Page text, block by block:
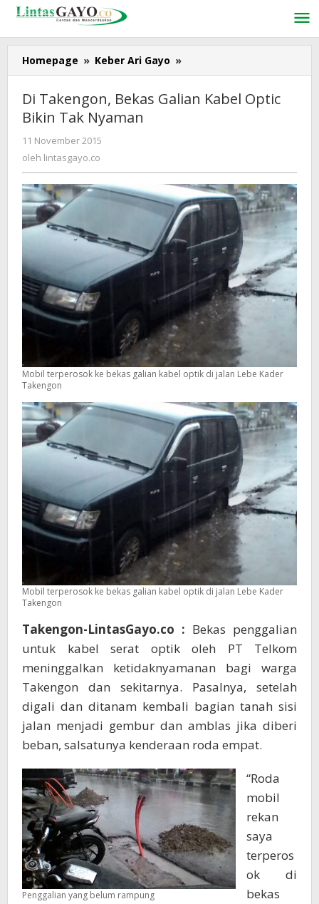
Lewati
konten
Homepage » Keber Ari Gayo »
Takengon,
Galian
Di Takengon, Bekas Galian Kabel Optic
Bikin Tak Nyaman
11 November 2015
oleh lintasgayo.co
Mobil terperosok ke bekas galian kabel optik di jalan Lebe Kader
Takengon
Mobil terperosok ke bekas galian kabel optik di jalan Lebe Kader
Takengon
Takengon-LintasGayo.co : Bekas penggalian
untuk kabel serat optik oleh PT Telkom
meninggalkan ketidaknyamanan bagi warga
Takengon dan sekitarnya. Pasalnya, setelah
digali dan ditanam kembali bagian tanah sisi
jalan menjadi gembur dan amblas jika diberi
beban, salsatunya kenderaan roda empat.
Penggalian yang belum rampung
“Roda
mobil
rekan
saya
terperos
ok di
bekas